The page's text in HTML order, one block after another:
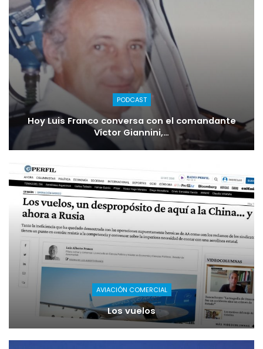
PODCAST
Hoy Luis Franco conversa con el comandante
Víctor Giannini,…
AVIACIÓN COMERCIAL
Los vuelos